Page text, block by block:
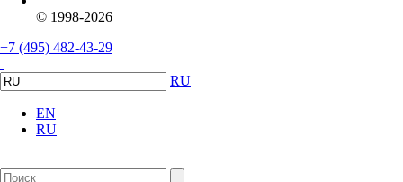
© 1998-2026
+7 (495) 482-43-29
RU
EN
RU